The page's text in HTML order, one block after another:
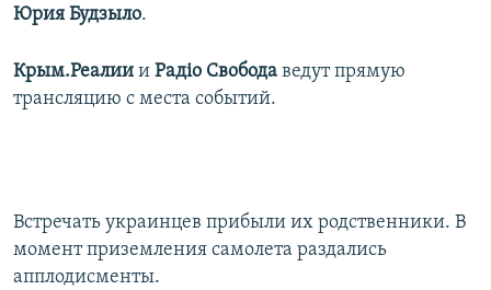
Юрия Будзыло.
Крым.Реалии и Радіо Свобода ведут прямую
трансляцию с места событий.
Встречать украинцев прибыли их родственники. В
момент приземления самолета раздались
апплодисменты.